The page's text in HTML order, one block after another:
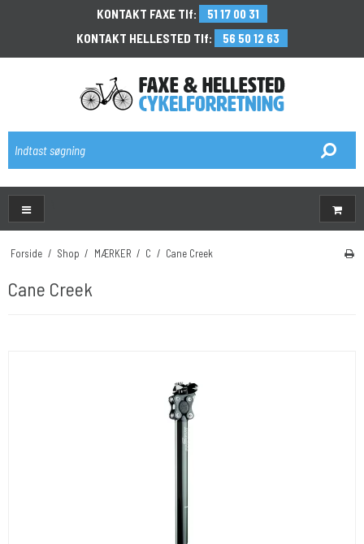
KONTAKT FAXE Tlf:
51 17 00 31
KONTAKT HELLESTED Tlf:
56 50 12 63
Forside / Shop / MÆRKER / C / Cane Creek
Cane Creek